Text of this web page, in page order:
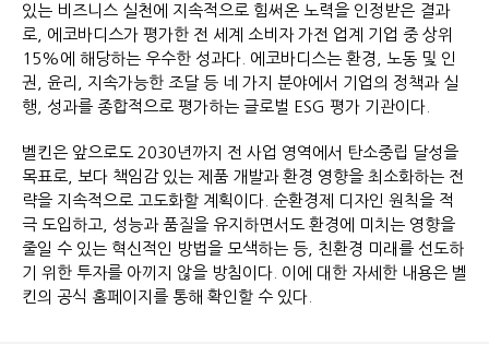
있는 비즈니스 실천에 지속적으로 힘써온 노력을 인정받은 결과
로, 에코바디스가 평가한 전 세계 소비자 가전 업계 기업 중 상위
15%에 해당하는 우수한 성과다. 에코바디스는 환경, 노동 및 인
권, 윤리, 지속가능한 조달 등 네 가지 분야에서 기업의 정책과 실
행, 성과를 종합적으로 평가하는 글로벌 ESG 평가 기관이다.
벨킨은 앞으로도 2030년까지 전 사업 영역에서 탄소중립 달성을
목표로, 보다 책임감 있는 제품 개발과 환경 영향을 최소화하는 전
략을 지속적으로 고도화할 계획이다. 순환경제 디자인 원칙을 적
극 도입하고, 성능과 품질을 유지하면서도 환경에 미치는 영향을
줄일 수 있는 혁신적인 방법을 모색하는 등, 친환경 미래를 선도하
기 위한 투자를 아끼지 않을 방침이다. 이에 대한 자세한 내용은 벨
킨의 공식 홈페이지를 통해 확인할 수 있다.